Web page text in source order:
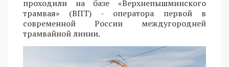
проходили на базе «Верхнепышминского
трамвая» (ВПТ) - оператора первой в
современной России междугородней
трамвайной линии.